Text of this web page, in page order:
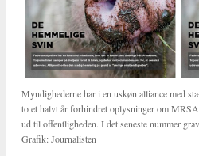
Myndighederne har i en uskøn alliance med
to et halvt år forhindret oplysninger om
ud til offentligheden. I det seneste nummer
Grafik: Journalisten